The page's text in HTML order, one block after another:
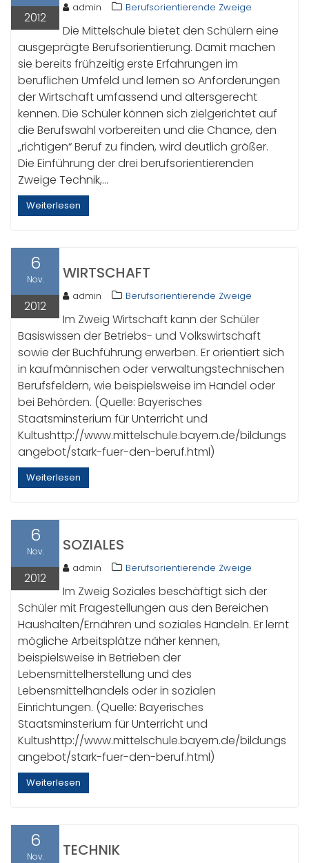
2012
admin Berufsorientierende Zweige
Die Mittelschule bietet den Schülern eine
ausgeprägte Berufsorientierung. Damit machen
sie bereits frühzeitig erste Erfahrungen im
beruflichen Umfeld und lernen so Anforderungen
der Wirtschaft umfassend und altersgerecht
kennen. Die Schüler können sich zielgerichtet auf
die Berufswahl vorbereiten und die Chance, den
„richtigen“ Beruf zu finden, wird deutlich größer.
Die Einführung der drei berufsorientierenden
Zweige Technik,…
Weiterlesen
6
Nov.
2012
WIRTSCHAFT
admin Berufsorientierende Zweige
Im Zweig Wirtschaft kann der Schüler
Basiswissen der Betriebs- und Volkswirtschaft
sowie der Buchführung erwerben. Er orientiert sich
in kaufmännischen oder verwaltungstechnischen
Berufsfeldern, wie beispielsweise im Handel oder
bei Behörden. (Quelle: Bayerisches
Staatsminsterium für Unterricht und
Kultushttp://www.mittelschule.bayern.de/bildungs
angebot/stark-fuer-den-beruf.html)
Weiterlesen
6
Nov.
2012
SOZIALES
admin Berufsorientierende Zweige
Im Zweig Soziales beschäftigt sich der
Schüler mit Fragestellungen aus den Bereichen
Haushalten/Ernähren und soziales Handeln. Er lernt
mögliche Arbeitsplätze näher kennen,
beispielsweise in Betrieben der
Lebensmittelherstellung und des
Lebensmittelhandels oder in sozialen
Einrichtungen. (Quelle: Bayerisches
Staatsminsterium für Unterricht und
Kultushttp://www.mittelschule.bayern.de/bildungs
angebot/stark-fuer-den-beruf.html)
Weiterlesen
6
Nov. TECHNIK